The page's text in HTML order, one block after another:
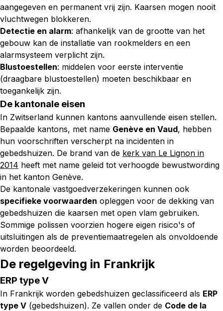
aangegeven en permanent vrij zijn. Kaarsen mogen nooit
vluchtwegen blokkeren.
Detectie en alarm: afhankelijk van de grootte van het
gebouw kan de installatie van rookmelders en een
alarmsysteem verplicht zijn.
Blustoestellen: middelen voor eerste interventie
(draagbare blustoestellen) moeten beschikbaar en
toegankelijk zijn.
De kantonale eisen
In Zwitserland kunnen kantons aanvullende eisen stellen.
Bepaalde kantons, met name Genève en Vaud, hebben
hun voorschriften verscherpt na incidenten in
gebedshuizen. De brand van de kerk van Le Lignon in
2014 heeft met name geleid tot verhoogde bewustwording
in het kanton Genève.
De kantonale vastgoedverzekeringen kunnen ook
specifieke voorwaarden opleggen voor de dekking van
gebedshuizen die kaarsen met open vlam gebruiken.
Sommige polissen voorzien hogere eigen risico's of
uitsluitingen als de preventiemaatregelen als onvoldoende
worden beoordeeld.
De regelgeving in Frankrijk
ERP type V
In Frankrijk worden gebedshuizen geclassificeerd als ERP
type V (gebedshuizen). Ze vallen onder de Code de la